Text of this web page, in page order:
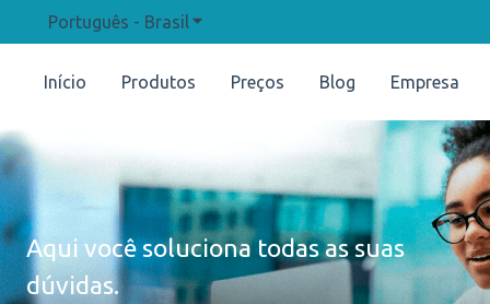
Português - BrasilMostrar submenu para traduções
Início Produtos Preços Blog Empresa
Aqui você soluciona todas as suas
dúvidas.